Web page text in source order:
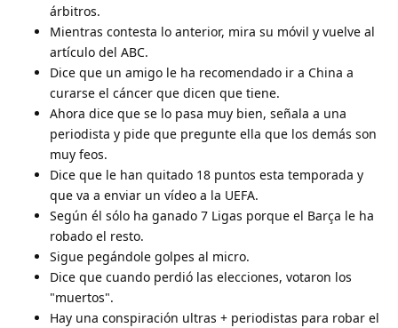
árbitros.
Mientras contesta lo anterior, mira su móvil y vuelve al
artículo del ABC.
Dice que un amigo le ha recomendado ir a China a
curarse el cáncer que dicen que tiene.
Ahora dice que se lo pasa muy bien, señala a una
periodista y pide que pregunte ella que los demás son
muy feos.
Dice que le han quitado 18 puntos esta temporada y
que va a enviar un vídeo a la UEFA.
Según él sólo ha ganado 7 Ligas porque el Barça le ha
robado el resto.
Sigue pegándole golpes al micro.
Dice que cuando perdió las elecciones, votaron los
"muertos".
Hay una conspiración ultras + periodistas para robar el